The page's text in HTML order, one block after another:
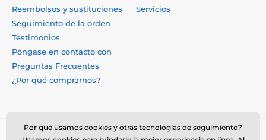
Reembolsos y sustituciones
Seguimiento de la orden
Testimonios
Póngase en contacto con
Preguntas Frecuentes
¿Por qué comprarnos?
Servicios
Por qué usamos cookies y otras tecnologías de seguimiento?